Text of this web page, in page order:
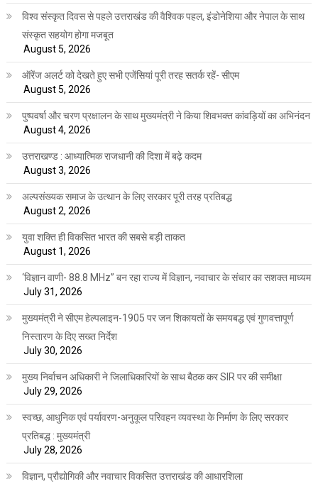
विश्व संस्कृत दिवस से पहले उत्तराखंड की वैश्विक पहल, इंडोनेशिया और नेपाल के साथ
संस्कृत सहयोग होगा मजबूत
August 5, 2026
ऑरेंज अलर्ट को देखते हुए सभी एजेंसियां पूरी तरह सतर्क रहें- सीएम
August 5, 2026
पुष्पवर्षा और चरण प्रक्षालन के साथ मुख्यमंत्री ने किया शिवभक्त कांवड़ियों का अभिनंदन
August 4, 2026
उत्तराखण्ड : आध्यात्मिक राजधानी की दिशा में बढ़े कदम
August 3, 2026
अल्पसंख्यक समाज के उत्थान के लिए सरकार पूरी तरह प्रतिबद्ध
August 2, 2026
युवा शक्ति ही विकसित भारत की सबसे बड़ी ताकत
August 1, 2026
‘विज्ञान वाणी- 88.8 MHz” बन रहा राज्य में विज्ञान, नवाचार के संचार का सशक्त माध्यम
July 31, 2026
मुख्यमंत्री ने सीएम हेल्पलाइन-1905 पर जन शिकायतों के समयबद्ध एवं गुणवत्तापूर्ण
निस्तारण के दिए सख्त निर्देश
July 30, 2026
मुख्य निर्वाचन अधिकारी ने जिलाधिकारियों के साथ बैठक कर SIR पर की समीक्षा
July 29, 2026
स्वच्छ, आधुनिक एवं पर्यावरण-अनुकूल परिवहन व्यवस्था के निर्माण के लिए सरकार
प्रतिबद्ध : मुख्यमंत्री
July 28, 2026
विज्ञान, प्रौद्योगिकी और नवाचार विकसित उत्तराखंड की आधारशिला